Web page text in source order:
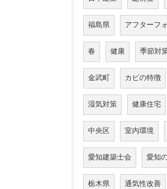
福島県 アフターフ
春 健康 季節対
金武町 カビの特徴
湿気対策 健康住宅
中央区 室内環境
愛知建築士会 愛知
栃木県 通気性改善